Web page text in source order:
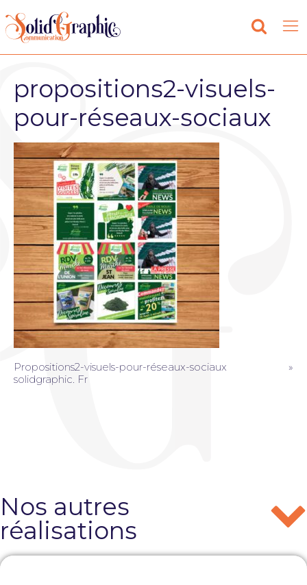
propositions2-visuels-
pour-réseaux-sociaux
Propositions2-visuels-pour-réseaux-sociaux »
solidgraphic. Fr
Nos autres
réalisations